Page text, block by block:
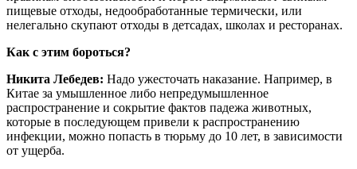
пищевые отходы, недообработанные термически, или
нелегально скупают отходы в детсадах, школах и ресторанах.
Как с этим бороться?
Никита Лебедев: Надо ужесточать наказание. Например, в
Китае за умышленное либо непредумышленное
распространение и сокрытие фактов падежа животных,
которые в последующем привели к распространению
инфекции, можно попасть в тюрьму до 10 лет, в зависимости
от ущерба.